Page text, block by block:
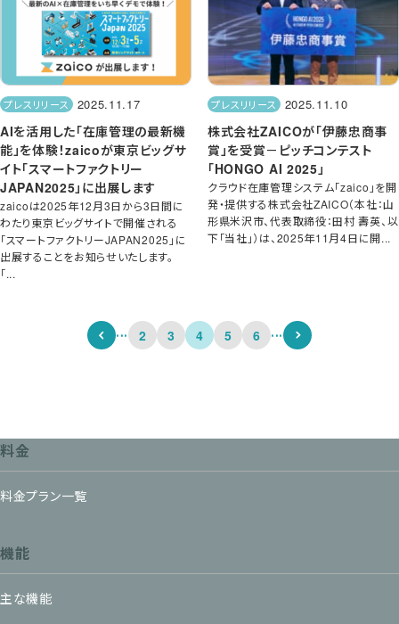
プレスリリース 2025.11.17
AIを活用した「在庫管理の最新機
能」を体験！zaicoが東京ビッグサ
イト「スマートファクトリー
JAPAN2025」に出展します
zaicoは2025年12月3日から3日間に
わたり東京ビッグサイトで開催される
「スマートファクトリーJAPAN2025」に
出展することをお知らせいたします。
「...
プレスリリース 2025.11.10
株式会社ZAICOが「伊藤忠商事
賞」を受賞－ピッチコンテスト
「HONGO AI 2025」
クラウド在庫管理システム「zaico」を開
発・提供する株式会社ZAICO（本社：山
形県米沢市、代表取締役：田村 壽英、以
下「当社」）は、2025年11月4日に開...
... 2 3 4 5 6 ...
料金
料金プラン一覧
機能
主な機能